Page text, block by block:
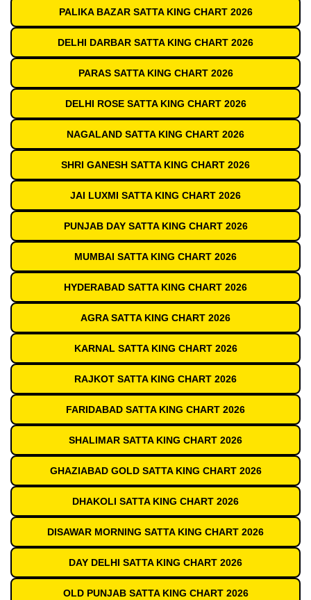
PALIKA BAZAR SATTA KING CHART 2026
DELHI DARBAR SATTA KING CHART 2026
PARAS SATTA KING CHART 2026
DELHI ROSE SATTA KING CHART 2026
NAGALAND SATTA KING CHART 2026
SHRI GANESH SATTA KING CHART 2026
JAI LUXMI SATTA KING CHART 2026
PUNJAB DAY SATTA KING CHART 2026
MUMBAI SATTA KING CHART 2026
HYDERABAD SATTA KING CHART 2026
AGRA SATTA KING CHART 2026
KARNAL SATTA KING CHART 2026
RAJKOT SATTA KING CHART 2026
FARIDABAD SATTA KING CHART 2026
SHALIMAR SATTA KING CHART 2026
GHAZIABAD GOLD SATTA KING CHART 2026
DHAKOLI SATTA KING CHART 2026
DISAWAR MORNING SATTA KING CHART 2026
DAY DELHI SATTA KING CHART 2026
OLD PUNJAB SATTA KING CHART 2026